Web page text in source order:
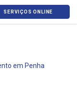
SERVIÇOS ONLINE
em Penha